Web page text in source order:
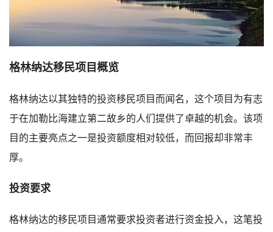
格林纳达移民项目概览
格林纳达以其独特的投资移民项目而闻名，这个项目为有志
于在加勒比海建立第二故乡的人们提供了卓越的机会。该项
目的主要亮点之一是投资额度相对较低，而回报却非常丰
厚。
投资要求
格林纳达的移民项目通常要求投资者进行资金投入，这笔投